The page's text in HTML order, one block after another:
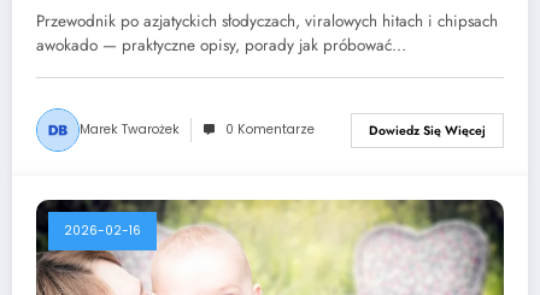
Przewodnik po azjatyckich słodyczach, viralowych hitach i chipsach
awokado — praktyczne opisy, porady jak próbować…
Marek Twarożek 0 Komentarze Dowiedz Się Więcej
2026-02-16